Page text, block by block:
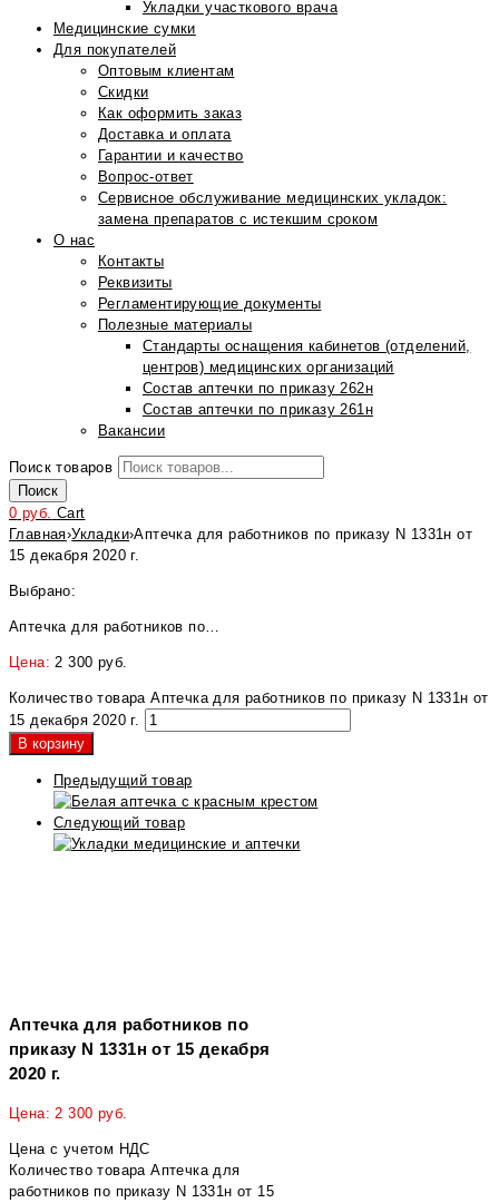
Укладки участкового врача
Медицинские сумки
Для покупателей
Оптовым клиентам
Скидки
Как оформить заказ
Доставка и оплата
Гарантии и качество
Вопрос-ответ
Сервисное обслуживание медицинских укладок:
замена препаратов с истекшим сроком
О нас
Контакты
Реквизиты
Регламентирующие документы
Полезные материалы
Стандарты оснащения кабинетов (отделений,
центров) медицинских организаций
Состав аптечки по приказу 262н
Состав аптечки по приказу 261н
Вакансии
Поиск товаров
Поиск
0 руб. Cart
Главная›Укладки›Аптечка для работников по приказу N 1331н от
15 декабря 2020 г.
Выбрано:
Аптечка для работников по…
Цена:2 300 руб.
Количество товара Аптечка для работников по приказу N 1331н от
15 декабря 2020 г.
В корзину
Предыдущий товар
Следующий товар
Аптечка для работников по
приказу N 1331н от 15 декабря
2020 г.
Цена:2 300 руб.
Цена с учетом НДС
Количество товара Аптечка для
работников по приказу N 1331н от 15